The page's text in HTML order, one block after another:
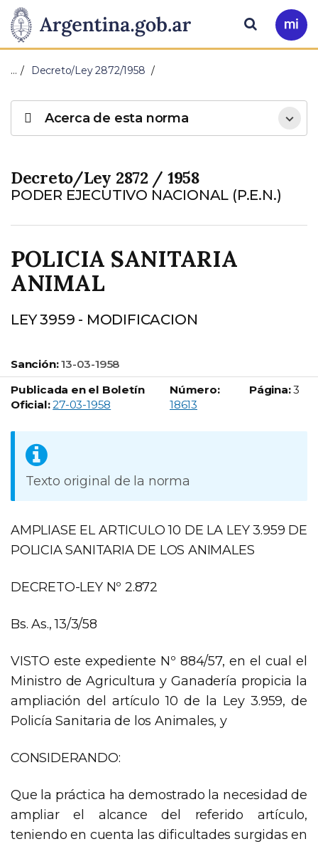
Presidencia
de
Nación
Pasar al contenido principal
Ir
a
Buscar
… Decreto/Ley 2872/1958
Decreto/Ley 2872 / 1958
PODER EJECUTIVO NACIONAL (P.E.N.)
POLICIA SANITARIA
ANIMAL
LEY 3959 - MODIFICACION
Sanción: 13-03-1958
Publicada en el Boletín
Oficial: 27-03-1958
Número:
Boletín Oficial número:
18613
Página: 3
Texto original de la norma
AMPLIASE EL ARTICULO 10 DE LA LEY 3.959 DE
POLICIA SANITARIA DE LOS ANIMALES
DECRETO-LEY Nº 2.872
Bs. As., 13/3/58
VISTO este expediente Nº 884/57, en el cual el
Ministro de Agricultura y Ganadería propicia la
ampliación del artículo 10 de la Ley 3.959, de
Policía Sanitaria de los Animales, y
CONSIDERANDO:
Que la práctica ha demostrado la necesidad de
ampliar el alcance del referido artículo,
teniendo en cuenta las dificultades surgidas en
Acerca de esta norma